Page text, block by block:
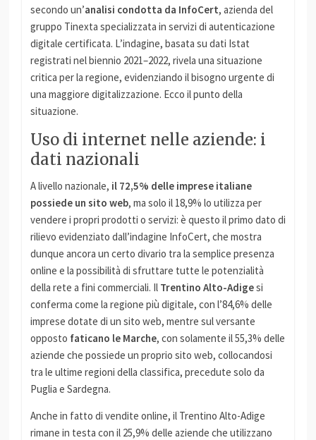
secondo un’analisi condotta da InfoCert, azienda del
gruppo Tinexta specializzata in servizi di autenticazione
digitale certificata. L’indagine, basata su dati Istat
registrati nel biennio 2021–2022, rivela una situazione
critica per la regione, evidenziando il bisogno urgente di
una maggiore digitalizzazione. Ecco il punto della
situazione.
Uso di internet nelle aziende: i
dati nazionali
A livello nazionale, il 72,5% delle imprese italiane
possiede un sito web, ma solo il 18,9% lo utilizza per
vendere i propri prodotti o servizi: è questo il primo dato di
rilievo evidenziato dall’indagine InfoCert, che mostra
dunque ancora un certo divario tra la semplice presenza
online e la possibilità di sfruttare tutte le potenzialità
della rete a fini commerciali. Il Trentino Alto-Adigesi
conferma come la regione più digitale, con l’84,6% delle
imprese dotate di un sito web, mentre sul versante
opposto faticano le Marche, con solamente il 55,3% delle
aziende che possiede un proprio sito web, collocandosi
tra le ultime regioni della classifica, precedute solo da
Puglia e Sardegna.
Anche in fatto di vendite online, il Trentino Alto-Adige
rimane in testa con il 25,9% delle aziende che utilizzano